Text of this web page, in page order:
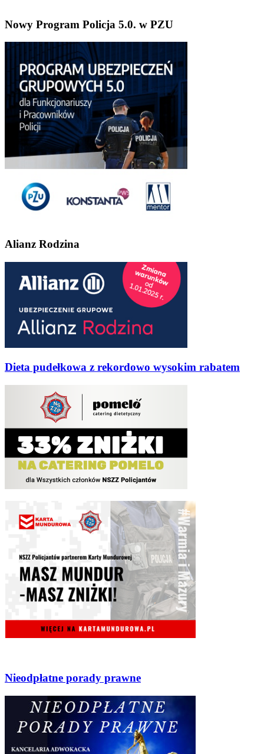
Nowy Program Policja 5.0. w PZU
Alianz Rodzina
Dieta pudełkowa z rekordowo wysokim rabatem
Nieodpłatne porady prawne